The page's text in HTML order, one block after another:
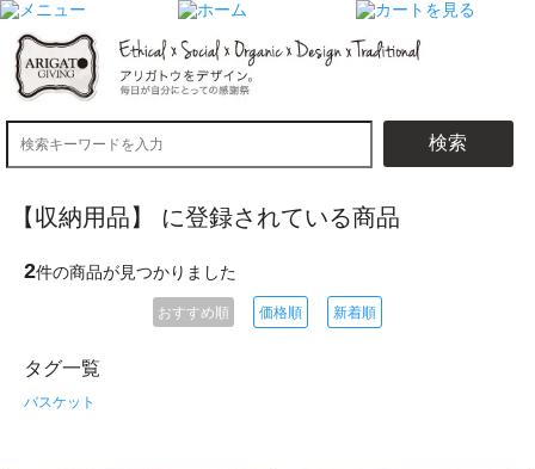
検索
【収納用品】 に登録されている商品
2件の商品が見つかりました
おすすめ順 価格順 新着順
タグ一覧
バスケット